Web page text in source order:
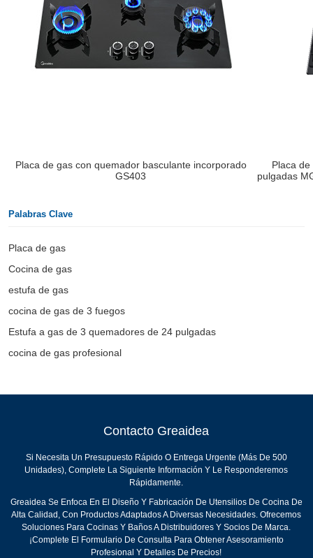
Placa de gas con quemador basculante incorporado
GS403
Placa
pulgadas
Palabras Clave
Placa de gas
Cocina de gas
estufa de gas
cocina de gas de 3 fuegos
Estufa a gas de 3 quemadores de 24 pulgadas
cocina de gas profesional
Contacto Greaidea
Si Necesita Un Presupuesto Rápido O Entrega Urgente (más De 500
Unidades), Complete La Siguiente Información Y Le Responderemos
Rápidamente.
Greaidea Se Enfoca En El Diseño Y Fabricación De Utensilios De Cocina De
Alta Calidad, Con Productos Adaptados A Diversas Necesidades. Ofrecemos
Soluciones Para Cocinas Y Baños A Distribuidores Y Socios De Marca.
¡Complete El Formulario De Consulta Para Obtener Asesoramiento
Profesional Y Detalles De Precios!